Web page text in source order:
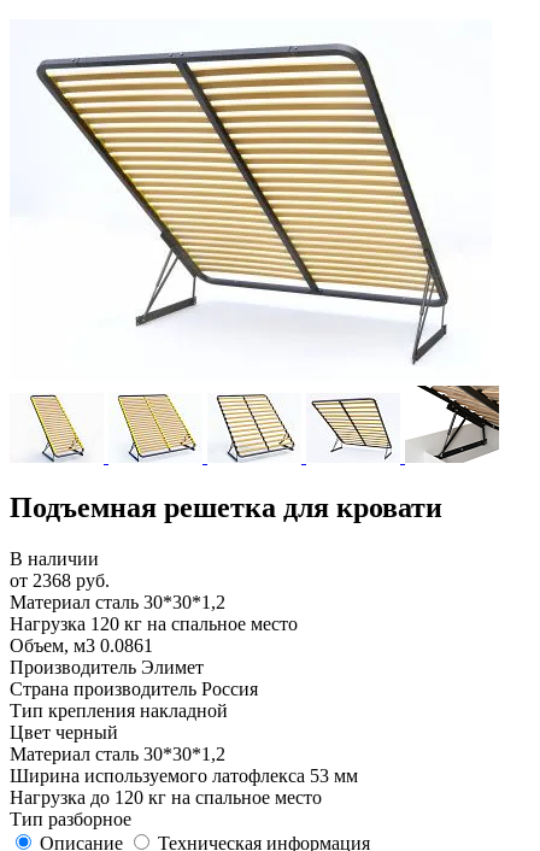
Подъемная решетка для кровати
В наличии
от 2368 руб.
Материал сталь 30*30*1,2
Нагрузка 120 кг на спальное место
Объем, м3 0.0861
Производитель Элимет
Страна производитель Россия
Тип крепления накладной
Цвет черный
Материал сталь 30*30*1,2
Ширина используемого латофлекса 53 мм
Нагрузка до 120 кг на спальное место
Тип разборное
Описание
Техническая информация